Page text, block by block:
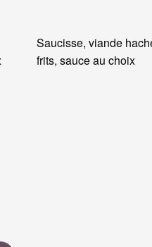
Saucisse, viande
frits, sauce au choix